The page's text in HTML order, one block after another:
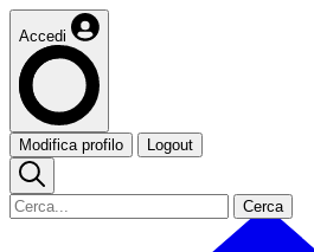
Accedi
Modifica profilo Logout
Cerca